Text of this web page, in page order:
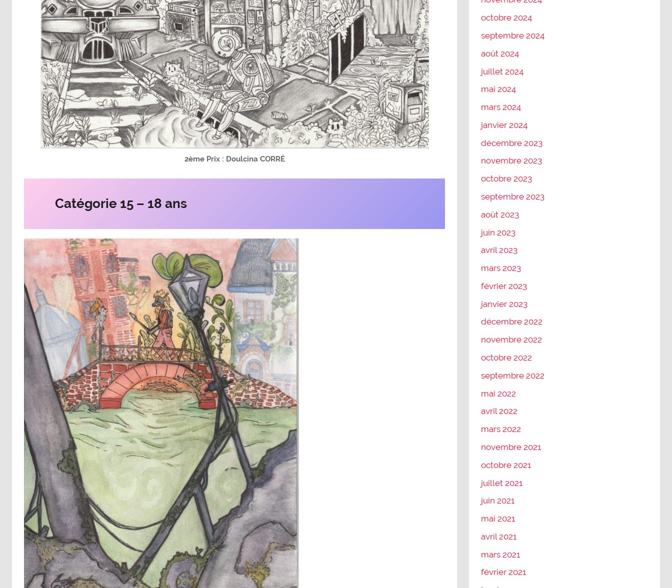
2ème Prix : Doulcina CORRÉ
Catégorie 15 – 18 ans
octobre 2024
septembre 2024
août 2024
juillet 2024
mai 2024
mars 2024
janvier 2024
décembre 2023
novembre 2023
octobre 2023
septembre 2023
août 2023
juin 2023
avril 2023
mars 2023
février 2023
janvier 2023
décembre 2022
novembre 2022
octobre 2022
septembre 2022
mai 2022
avril 2022
mars 2022
novembre 2021
octobre 2021
juillet 2021
juin 2021
mai 2021
avril 2021
mars 2021
février 2021